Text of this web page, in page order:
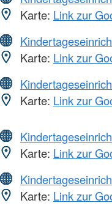
Karte: Link zur
Karte: Link zur
Karte: Link zur
Karte: Link zur
Karte: Link zur